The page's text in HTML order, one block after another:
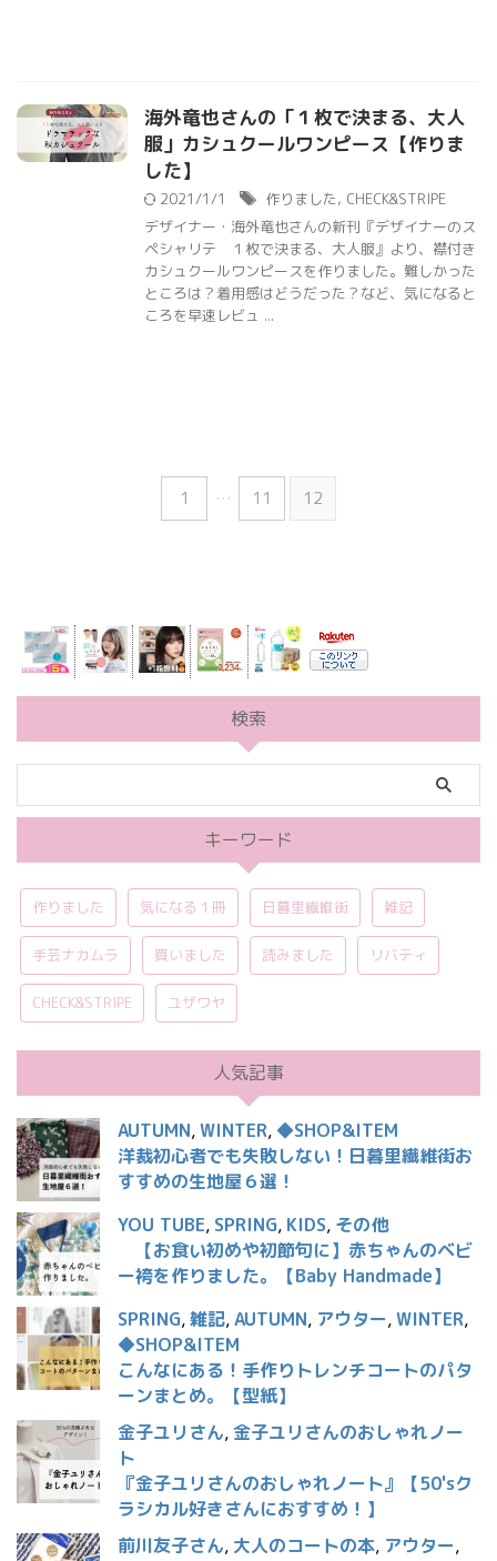
海外竜也さんの「１枚で決まる、大人
服」カシュクールワンピース【作りま
した】
2021/1/1 作りました, CHECK&STRIPE
デザイナー・海外竜也さんの新刊『デザイナーのス
ペシャリテ １枚で決まる、大人服』より、襟付き
カシュクールワンピースを作りました。難しかった
ところは？着用感はどうだった？など、気になると
ころを早速レビュ ...
1 … 11 12
検索
キーワード
作りました 気になる１冊 日暮里繊維街 雑記
手芸ナカムラ 買いました 読みました リバティ
CHECK&STRIPE ユザワヤ
人気記事
AUTUMN,WINTER, ◆SHOP&ITEM
洋裁初心者でも失敗しない！日暮里繊維街お
すすめの生地屋６選！
YOU TUBE, SPRING, KIDS, その他
【お食い初めや初節句に】赤ちゃんのベビ
ー袴を作りました。【Baby Handmade】
SPRING,雑記,AUTUMN, アウター,WINTER,
◆SHOP&ITEM
こんなにある！手作りトレンチコートのパタ
ーンまとめ。【型紙】
金子ユリさん, 金子ユリさんのおしゃれノー
ト
『金子ユリさんのおしゃれノート』【50'sク
ラシカル好きさんにおすすめ！】
前川友子さん, 大人のコートの本, アウター,